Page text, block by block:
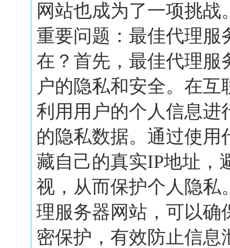
网站也成为了一项挑
重要问题：最佳代理服
在？首先，最佳代理服
户的隐私和安全。在
利用用户的个人信息进
的隐私数据。通过使
藏自己的真实IP地址，
视，从而保护个人隐私
理服务器网站，可以确
密保护，有效防止信